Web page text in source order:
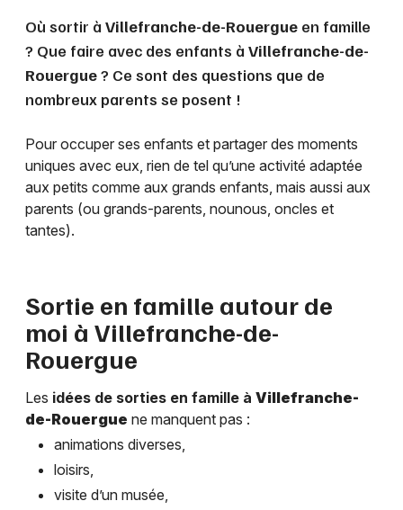
Où sortir à Villefranche-de-Rouergue en famille
? Que faire avec des enfants à Villefranche-de-
Rouergue? Ce sont des questions que de
nombreux parents se posent !
Pour occuper ses enfants et partager des moments
uniques avec eux, rien de tel qu’une activité adaptée
aux petits comme aux grands enfants, mais aussi aux
parents (ou grands-parents, nounous, oncles et
tantes).
Sortie en famille autour de
moi à Villefranche-de-
Rouergue
Les idées de sorties en famille à Villefranche-
de-Rouergue ne manquent pas :
animations diverses,
loisirs,
visite d’un musée,